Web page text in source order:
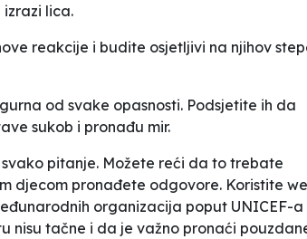
lica.
reakcije i budite osjetljivi na njihov
od svake opasnosti. Podsjetite ih da
sukob i pronađu mir.
pitanje. Možete reći da to trebate
djecom pronađete odgovore. Koristite
organizacija poput UNICEF-a
nisu tačne i da je važno pronaći